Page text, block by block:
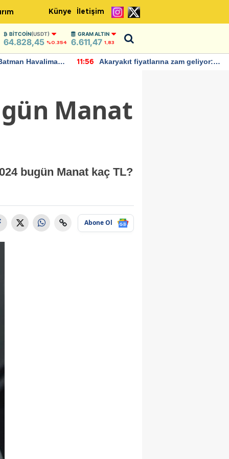
Künye İletişim
BITCOIN(USDT)
64.828,45 %0.354
GRAM ALTIN
6.611,47 1,83
Havalimanı
11:56
Akaryakıt fiyatlarına zam geliyor:
Manat
bugün Manat kaç TL?
Abone Ol